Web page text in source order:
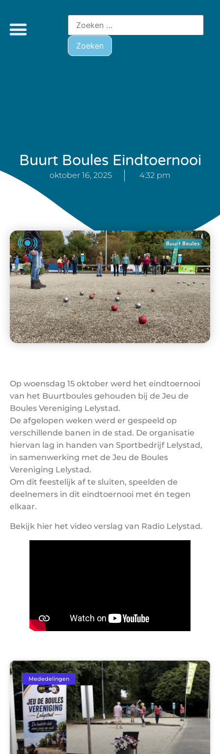
Buurt Boules Eindtoernooi
oktober 16, 2025 4:32 pm
Op woensdag 15 oktober werd het eindtoernooi
van het Buurtboules gehouden bij de Jeu de
Boules Vereniging Lelystad.
De afgelopen weken werd er gespeeld op
verschillende banen in de stad. De organisatie
hiervan lag in handen van Sportbedrijf Lelystad,
in samenwerking met de Jeu de Boules
Vereniging Lelystad.
Om dit feestelijk af te sluiten, speelden de
deelnemers in dit eindtoernooi met én tegen
elkaar.
Bekijk hier het video verslag van Radio Lelystad.
Mededelingen